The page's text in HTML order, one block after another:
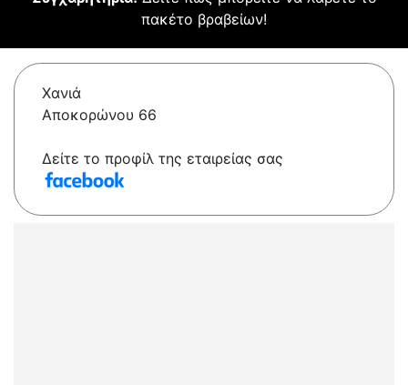
πακέτο βραβείων!
Χανιά
Αποκορώνου 66
Δείτε το προφίλ της εταιρείας σας